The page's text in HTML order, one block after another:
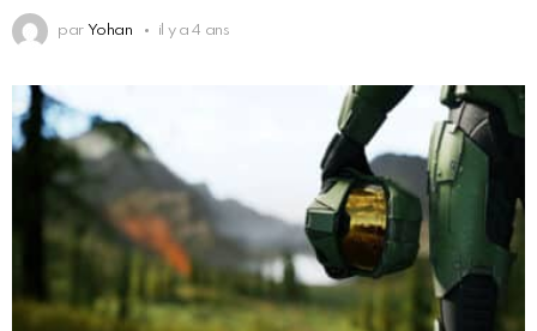
par Yohan il y a 4 ans